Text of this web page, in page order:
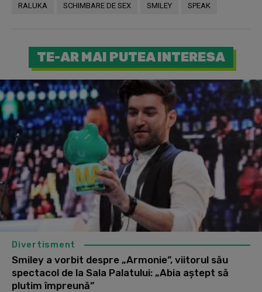
RALUKA SCHIMBARE DE SEX SMILEY SPEAK
TE-AR MAI PUTEA INTERESA
Divertisment
Smiley a vorbit despre „Armonie”, viitorul său
spectacol de la Sala Palatului: „Abia aștept să
plutim împreună”